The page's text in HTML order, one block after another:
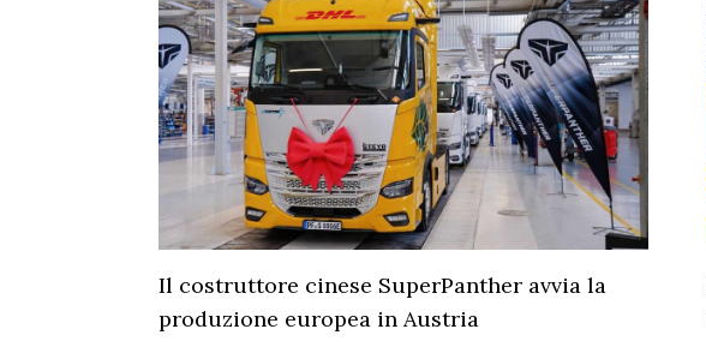
Il costruttore cinese SuperPanther avvia la
produzione europea in Austria